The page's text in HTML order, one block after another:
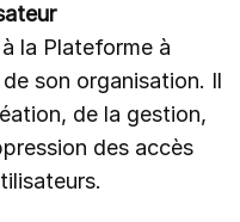
la Plateforme à
son organisation. Il
de la gestion,
des accès